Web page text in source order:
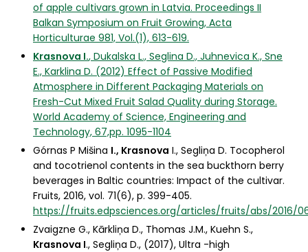
of apple cultivars grown in Latvia. Proceedings II
Balkan Symposium on Fruit Growing, Acta
Horticulturae 981, Vol.(1), 613-619.
Krasnova I., Dukalska L., Seglina D., Juhnevica K., Sne
E., Karklina D. (2012) Effect of Passive Modified
Atmosphere in Different Packaging Materials on
Fresh-Cut Mixed Fruit Salad Quality during Storage.
World Academy of Science, Engineering and
Technology, 67,pp. 1095-1104
Górnas P Mišina I., Krasnova I., Segliņa D. Tocopherol
and tocotrienol contents in the sea buckthorn berry
beverages in Baltic countries: Impact of the cultivar.
Fruits, 2016, vol. 71(6), p. 399-405.
https://fruits.edpsciences.org/articles/fruits/abs/2016/06/
Zvaigzne G., Kārkliņa D., Thomas J.M., Kuehn S.,
Krasnova I., Segliņa D., (2017), Ultra -high